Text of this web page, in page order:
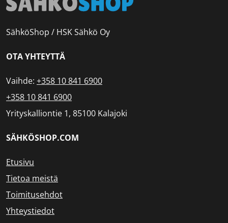
SähköShop / HSK Sähkö Oy
OTA YHTEYTTÄ
Vaihde: +358 10 841 6900
+358 10 841 6900
Yrityskalliontie 1, 85100 Kalajoki
SÄHKÖSHOP.COM
Etusivu
Tietoa meistä
Toimitusehdot
Yhteystiedot